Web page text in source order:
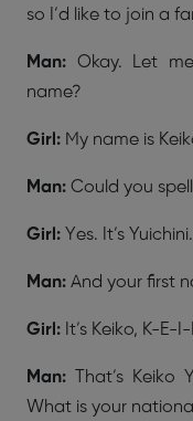
so I’d like to join a
Man: Okay. Let
name?
Girl: My name is
Man: Could you
Girl: Yes. It’s
Man: And your first
Girl: It’s Keiko, K-E-
Man: That’s Keiko
What is your